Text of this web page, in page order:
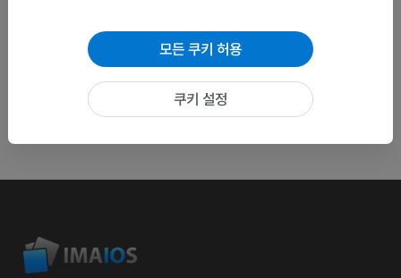
모든 쿠키 허용
쿠키 설정